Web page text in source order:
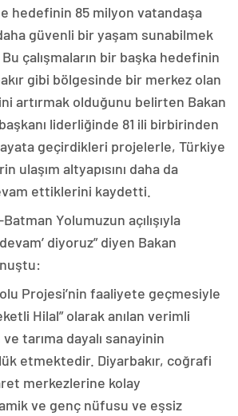
hedefinin 85 milyon vatandaşa
güvenli bir yaşam sunabilmek
çalışmaların bir başka hedefinin
gibi bölgesinde bir merkez olan
artırmak olduğunu belirten Bakan
liderliğinde 81 ili birbirinden
geçirdikleri projelerle, Türkiye
ulaşım altyapısını daha da
ettiklerini kaydetti.
Yolumuzun açılışıyla
diyoruz” diyen Bakan
Projesi’nin faaliyete geçmesiyle
Hilal” olarak anılan verimli
tarıma dayalı sanayinin
etmektedir. Diyarbakır, coğrafi
merkezlerine kolay
ve genç nüfusu ve eşsiz